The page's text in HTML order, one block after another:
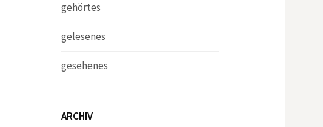
gehörtes
gelesenes
gesehenes
ARCHIV